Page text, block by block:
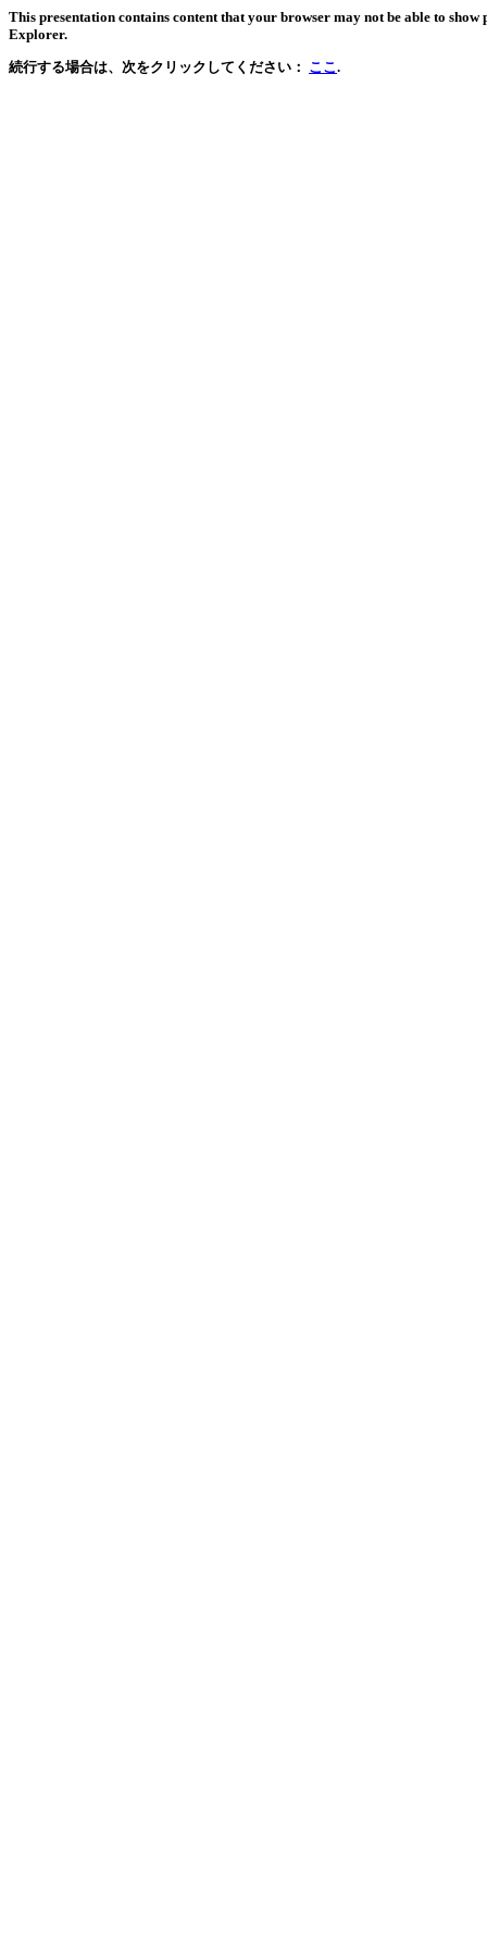
This presentation contains content that your browser may not be able to
Explorer.
続行する場合は、次をクリックしてください： ここ.